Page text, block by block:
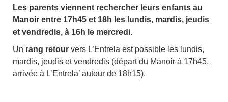
Les parents viennent rechercher leurs enfants au
Manoir entre 17h45 et 18h les lundis, mardis, jeudis
et vendredis, à 16h le mercredi.
Un rang retour vers L’Entrela est possible les lundis,
mardis, jeudis et vendredis (départ du Manoir à 17h45,
arrivée à L’Entrela’ autour de 18h15).